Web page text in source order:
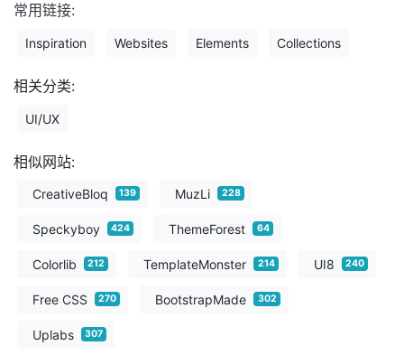
常用链接:
Inspiration Websites Elements Collections
相关分类:
UI/UX
相似网站:
CreativeBloq 139 MuzLi 228
Speckyboy 424 ThemeForest 64
Colorlib 212 TemplateMonster 214 UI8 240
Free CSS 270 BootstrapMade 302
Uplabs 307